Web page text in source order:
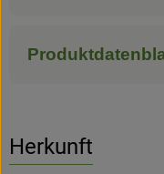
Herkunft